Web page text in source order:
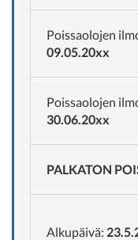
Poissaolojen
09.05.20xx
Poissaolojen
30.06.20xx
PALKATON
Alkupäivä: